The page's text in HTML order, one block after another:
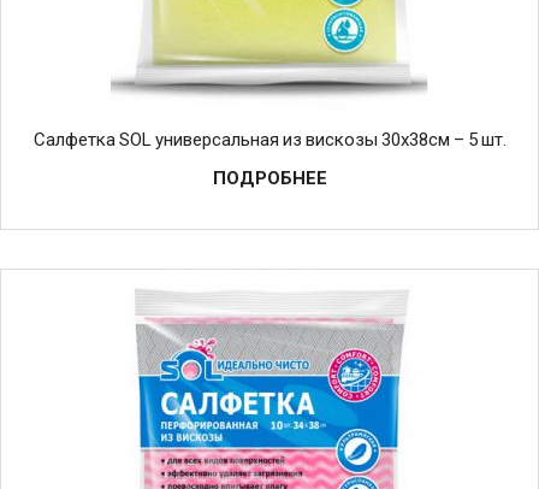
Салфетка SOL универсальная из вискозы 30х38см – 5 шт.
ПОДРОБНЕЕ